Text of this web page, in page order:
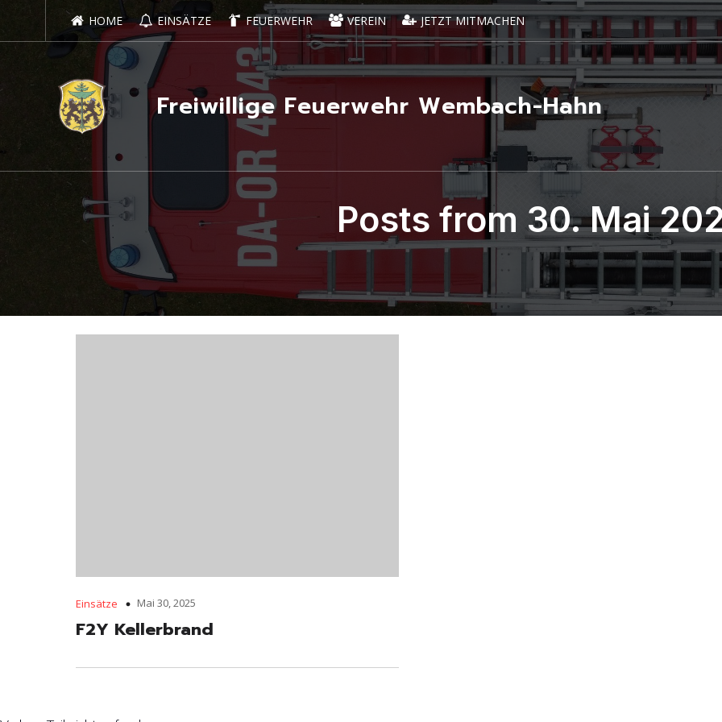
HOME EINSÄTZE FEUERWEHR VEREIN JETZT MITMACHEN
Freiwillige Feuerwehr Wembach-Hahn
Posts from 30. Mai
Einsätze Mai 30, 2025
F2Y Kellerbrand